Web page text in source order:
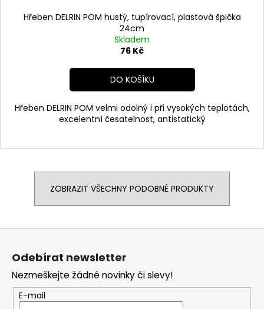
Hřeben DELRIN POM hustý, tupírovací, plastová špička
24cm
Skladem
76 Kč
DO KOŠÍKU
Hřeben DELRIN POM velmi odolný i při vysokých teplotách,
excelentní česatelnost, antistatický
ZOBRAZIT VŠECHNY PODOBNÉ PRODUKTY
Z
Odebírat newsletter
Nezmeškejte žádné novinky či slevy!
E-mail